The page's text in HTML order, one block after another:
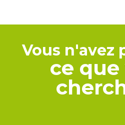
Vous n'avez
ce que